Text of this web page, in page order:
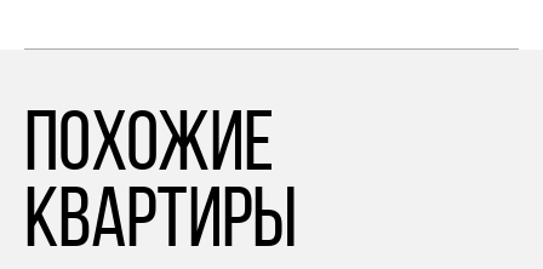
похожие
квартиры